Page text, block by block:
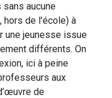
aucune
hors de l'école) à
une jeunesse issue
différents. On
ici à peine
aux
de